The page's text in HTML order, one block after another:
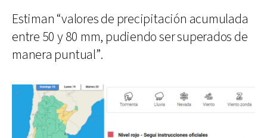
Estiman “valores de precipitación acumulada
entre 50 y 80 mm, pudiendo ser superados de
manera puntual”.